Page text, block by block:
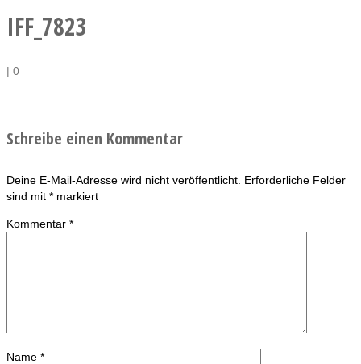
IFF_7823
| 0
Schreibe einen Kommentar
Deine E-Mail-Adresse wird nicht veröffentlicht. Erforderliche Felder
sind mit * markiert
Kommentar *
Name *